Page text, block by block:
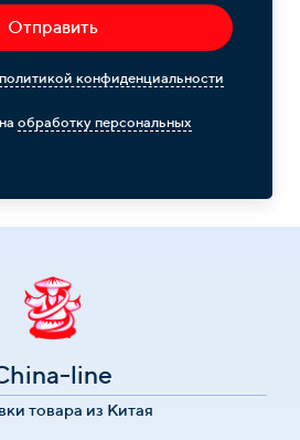
Отправить
политикой конфиденциальности
обработку персональных
line
товара из Китая